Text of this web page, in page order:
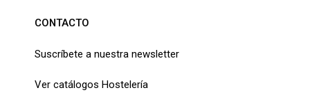
CONTACTO
Suscríbete a nuestra newsletter
Ver catálogos Hostelería